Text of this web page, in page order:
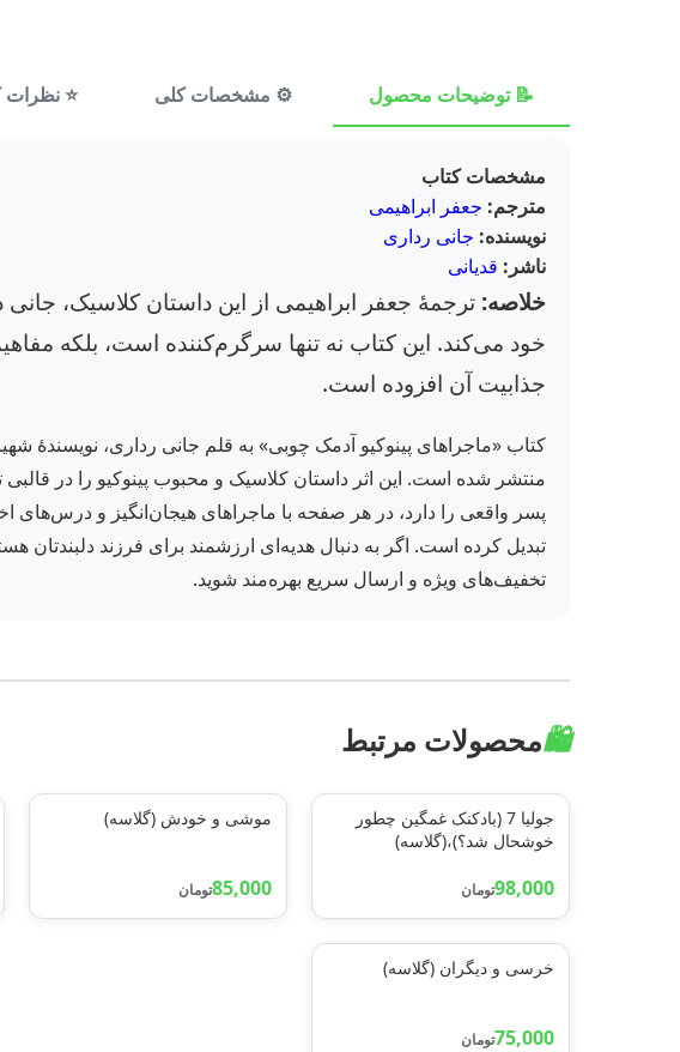
📝 توضیحات محصول ⚙️ مشخصات کلی ⭐ نظرات
مشخصات کتاب
مترجم: جعفر ابراهیمی
نویسنده: جانی رداری
ناشر: قدیانی
خلاصه: ترجمهٔ جعفر ابراهیمی از این داستان کلاسیک،
خود می‌کند. این کتاب نه تنها سرگرم‌کننده است، بلکه
جذابیت آن افزوده است.
کتاب «ماجراهای پینوکیو آدمک چوبی» به قلم جانی رداری، نویسندهٔ
منتشر شده است. این اثر داستان کلاسیک و محبوب پینوکیو را در
پسر واقعی را دارد، در هر صفحه با ماجراهای هیجان‌انگیز و
تبدیل کرده است. اگر به دنبال هدیه‌ای ارزشمند برای فرزند دلبندتان
تخفیف‌های ویژه و ارسال سریع بهره‌مند شوید.
🛍️محصولات مرتبط
جولیا 7 (بادکنک غمگین چطور
خوشحال شد؟)،(گلاسه)
98,000تومان
موشی و خودش (گلاسه)
85,000تومان
خرسی و دیگران (گلاسه)
75,000تومان